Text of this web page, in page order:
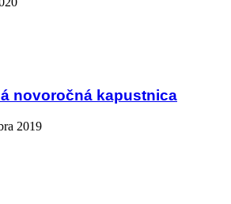
novoročná kapustnica
2019